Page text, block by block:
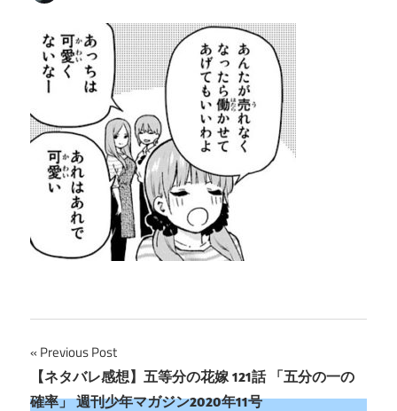
投
稿
Previous Post
【ネタバレ感想】五等分の花嫁 121話 「五分の一の
確率」 週刊少年マガジン2020年11号